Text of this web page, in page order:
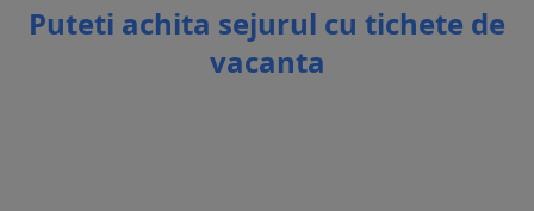
Puteti achita sejurul cu tichete de
vacanta